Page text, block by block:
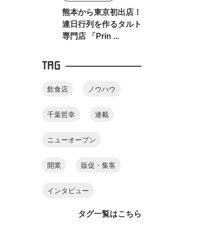
熊本から東京初出店！
連日行列を作るタルト
専門店 「Prin ...
TAG
飲食店 ノウハウ
千葉哲幸 連載
ニューオープン
開業 販促・集客
インタビュー
タグ一覧はこちら